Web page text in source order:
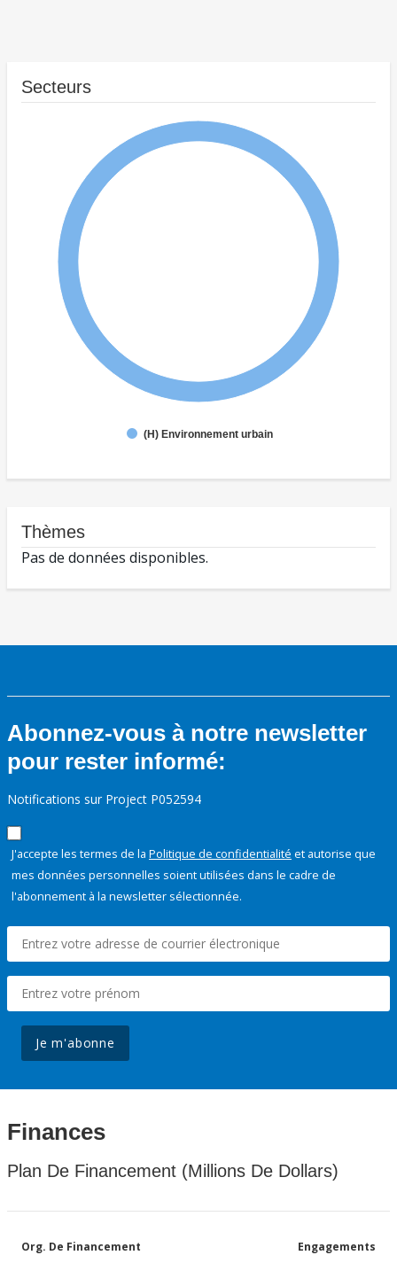
Secteurs
(H) Environnement urbain
Thèmes
Pas de données disponibles.
Abonnez-vous à notre newsletter
pour rester informé:
Notifications sur Project P052594
J'accepte les termes de la Politique de confidentialité et autorise que
mes données personnelles soient utilisées dans le cadre de
l'abonnement à la newsletter sélectionnée.
Je m'abonne
Finances
Plan De Financement (Millions De Dollars)
Org. De Financement Engagements